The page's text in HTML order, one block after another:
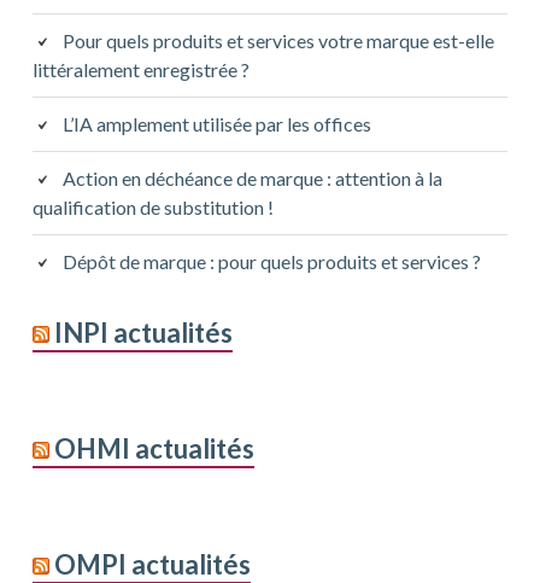
Pour quels produits et services votre marque est-elle
littéralement enregistrée ?
L’IA amplement utilisée par les offices
Action en déchéance de marque : attention à la
qualification de substitution !
Dépôt de marque : pour quels produits et services ?
INPI actualités
OHMI actualités
OMPI actualités